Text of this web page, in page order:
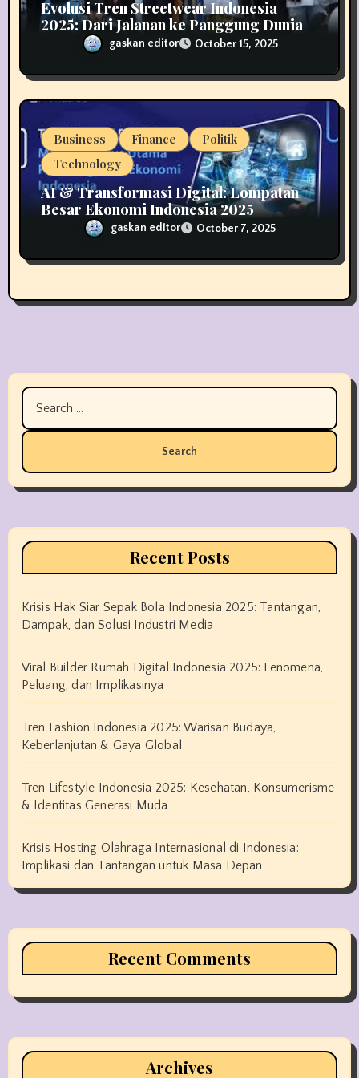
Evolusi Tren Streetwear Indonesia
2025: Dari Jalanan ke Panggung Dunia
gaskan editor October 15, 2025
Business Finance
Politik
Technology
AI & Transformasi Digital: Lompatan
Besar Ekonomi Indonesia 2025
gaskan editor October 7, 2025
Search
for:
Recent Posts
Krisis Hak Siar Sepak Bola Indonesia 2025: Tantangan,
Dampak, dan Solusi Industri Media
Viral Builder Rumah Digital Indonesia 2025: Fenomena,
Peluang, dan Implikasinya
Tren Fashion Indonesia 2025: Warisan Budaya,
Keberlanjutan & Gaya Global
Tren Lifestyle Indonesia 2025: Kesehatan, Konsumerisme
& Identitas Generasi Muda
Krisis Hosting Olahraga Internasional di Indonesia:
Implikasi dan Tantangan untuk Masa Depan
Recent Comments
Archives